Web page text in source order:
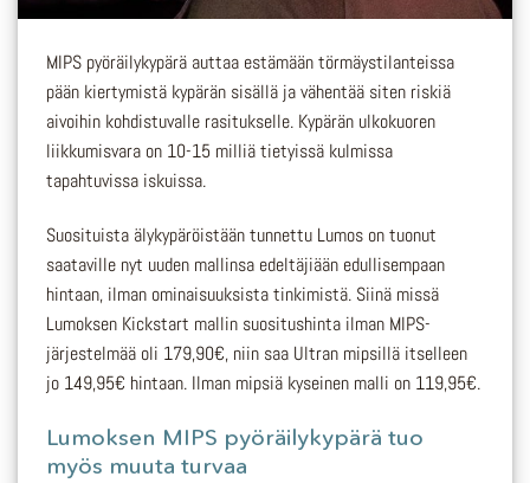
MIPS pyöräilykypärä auttaa estämään törmäystilanteissa
pään kiertymistä kypärän sisällä ja vähentää siten riskiä
aivoihin kohdistuvalle rasitukselle. Kypärän ulkokuoren
liikkumisvara on 10-15 milliä tietyissä kulmissa
tapahtuvissa iskuissa.
Suosituista älykypäröistään tunnettu Lumos on tuonut
saataville nyt uuden mallinsa edeltäjiään edullisempaan
hintaan, ilman ominaisuuksista tinkimistä. Siinä missä
Lumoksen Kickstart mallin suositushinta ilman MIPS-
järjestelmää oli 179,90€, niin saa Ultran mipsillä itselleen
jo 149,95€ hintaan. Ilman mipsiä kyseinen malli on 119,95€.
Lumoksen MIPS pyöräilykypärä tuo
myös muuta turvaa